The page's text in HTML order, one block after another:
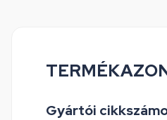
Gyártói